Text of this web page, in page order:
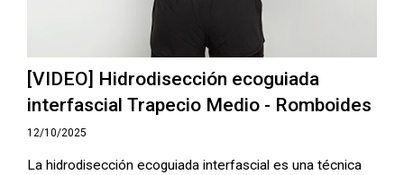
[VIDEO] Hidrodisección ecoguiada
interfascial Trapecio Medio - Romboides
12/10/2025
La hidrodisección ecoguiada interfascial es una técnica